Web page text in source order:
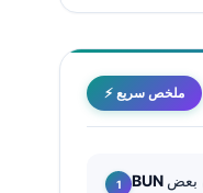
⚡ ملخص سريع
بعض